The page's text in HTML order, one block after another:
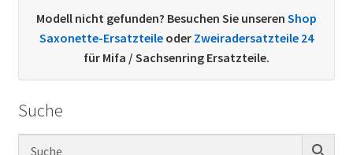
Datenschutzerklärung
Kontakt
Modell nicht gefunden? Besuchen Sie unseren Shop
Saxonette-Ersatzteile oder Zweiradersatzteile 24
für Mifa / Sachsenring Ersatzteile.
Suche